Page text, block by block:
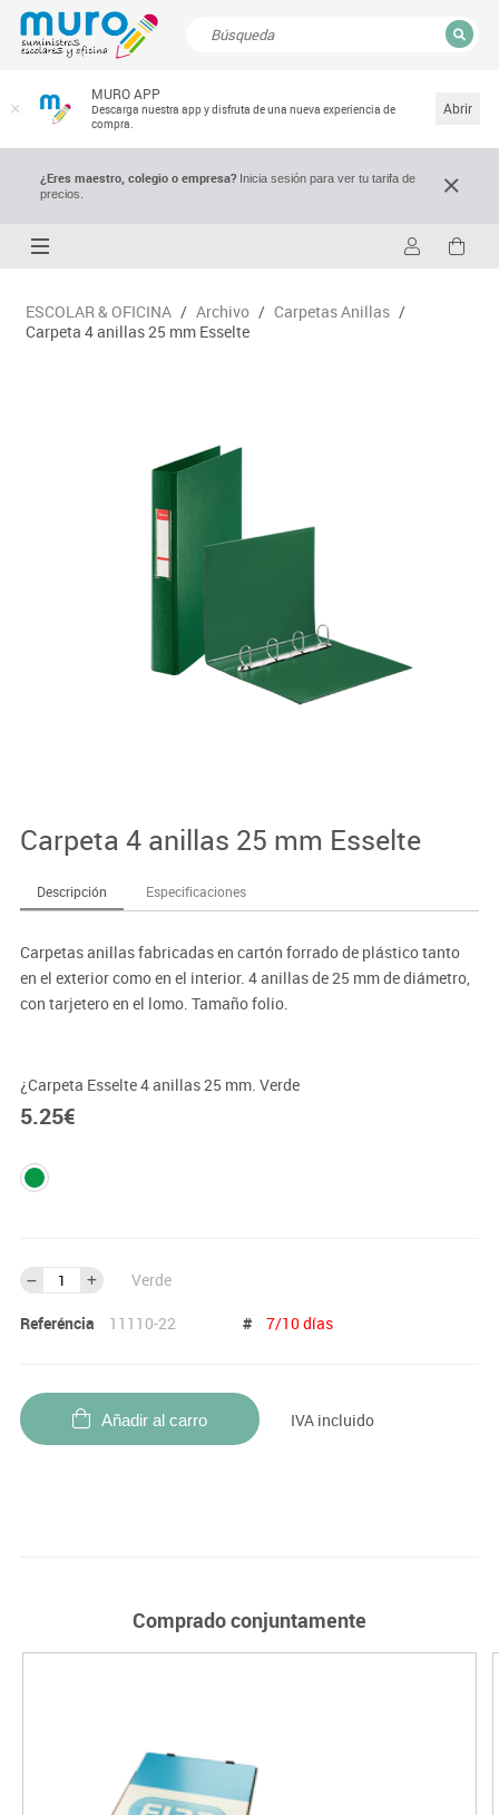
MURO APP
Descarga nuestra app y disfruta de una nueva experiencia de
compra.
Abrir
¿Eres maestro, colegio o empresa?Inicia sesión para ver tu tarifa de
precios.
ESCOLAR & OFICINA / Archivo / Carpetas Anillas /
Carpeta 4 anillas 25 mm Esselte
Carpeta 4 anillas 25 mm Esselte
Descripción Especificaciones
Carpetas anillas fabricadas en cartón forrado de plástico tanto
en el exterior como en el interior. 4 anillas de 25 mm de diámetro,
con tarjetero en el lomo. Tamaño folio.
¿Carpeta Esselte 4 anillas 25 mm. Verde
5.25€
Verde
Referéncia 11110-22 # 7/10 días
Añadir al carro IVA incluido
Comprado conjuntamente